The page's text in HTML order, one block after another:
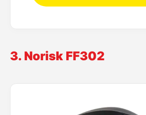
3. Norisk FF302